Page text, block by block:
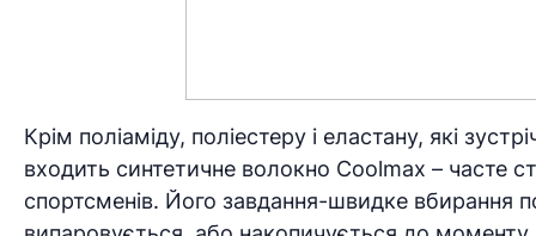
Крім поліаміду, поліестеру і еластану, які
входить синтетичне волокно Coolmax – часте
спортсменів. Його завдання-швидке вбирання